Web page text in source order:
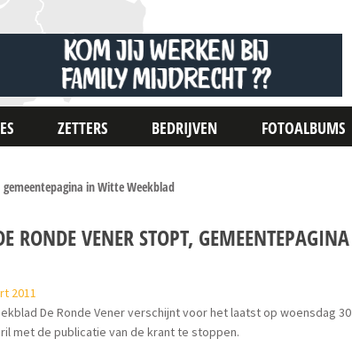
ZETTERS BEDRIJVEN FOTOALBUMS
in Witte Weekblad
RONDE VENER STOPT,
2011
De Ronde Vener verschijnt voor het laatst op woensdag
met de publicatie van de krant te stoppen.